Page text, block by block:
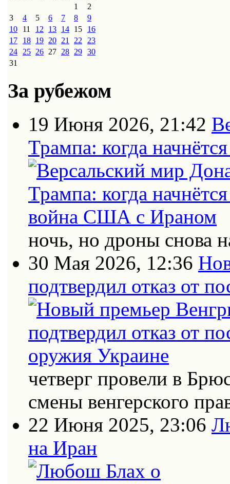
1
2
3
4 5 6 7 8
9
10
11 12 13 14 15
16
17
18 19 20 21 22
23
24
25 26 27 28 29 30
31
За рубежом
19 Июня 2026, 21:42
Трампа: когда
ночь, но дроны снова
30 Мая 2026, 12:36
подтвердил отказ от
четверг провели в
смены венгерского
22 Июня 2025, 23:06
на Иран